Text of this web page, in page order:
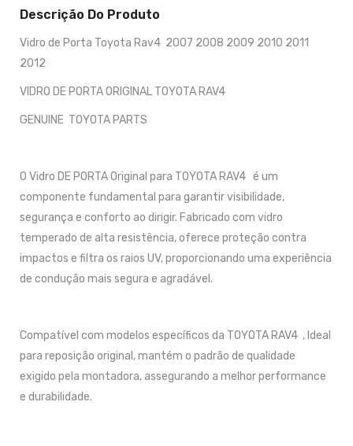
Descrição Do Produto
Vidro de Porta Toyota Rav4 2007 2008 2009 2010 2011
2012
VIDRO DE PORTA ORIGINAL TOYOTA RAV4
GENUINE TOYOTA PARTS
O Vidro DE PORTA Original para TOYOTA RAV4 é um
componente fundamental para garantir visibilidade,
segurança e conforto ao dirigir. Fabricado com vidro
temperado de alta resistência, oferece proteção contra
impactos e filtra os raios UV, proporcionando uma experiência
de condução mais segura e agradável.
Compatível com modelos específicos da TOYOTA RAV4 , Ideal
para reposição original, mantém o padrão de qualidade
exigido pela montadora, assegurando a melhor performance
e durabilidade.